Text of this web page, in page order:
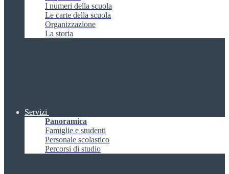
I numeri della scuola
Le carte della scuola
Organizzazione
La storia
Servizi
Panoramica
Famiglie e studenti
Personale scolastico
Percorsi di studio